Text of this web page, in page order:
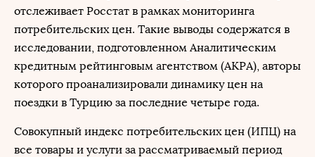
отслеживает Росстат в рамках мониторинга
потребительских цен. Такие выводы содержатся в
исследовании, подготовленном Аналитическим
кредитным рейтинговым агентством (АКРА), авторы
которого проанализировали динамику цен на
поездки в Турцию за последние четыре года.
Совокупный индекс потребительских цен (ИПЦ) на
все товары и услуги за рассматриваемый период